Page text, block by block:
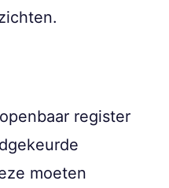
register
moeten